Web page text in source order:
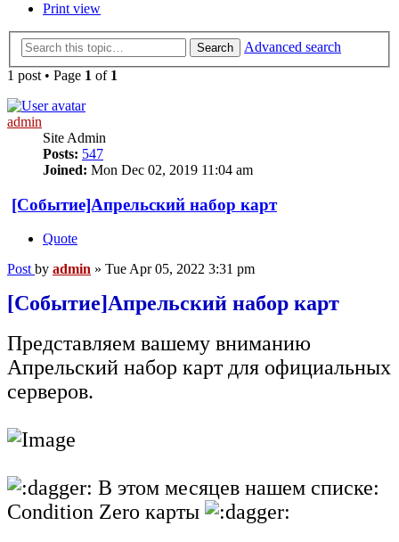
Print view
Search
Advanced search
1 post • Page 1 of 1
admin
Site Admin
Posts: 547
Joined: Mon Dec 02, 2019 11:04 am
[Событие]Апрельский набор карт
Quote
Post by admin » Tue Apr 05, 2022 3:31 pm
[Событие]Апрельский набор карт
Представляем вашему вниманию
Апрельский набор карт для официальных
серверов.
В этом месяцев нашем списке:
Condition Zero карты